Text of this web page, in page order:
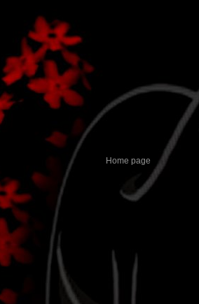
Home page